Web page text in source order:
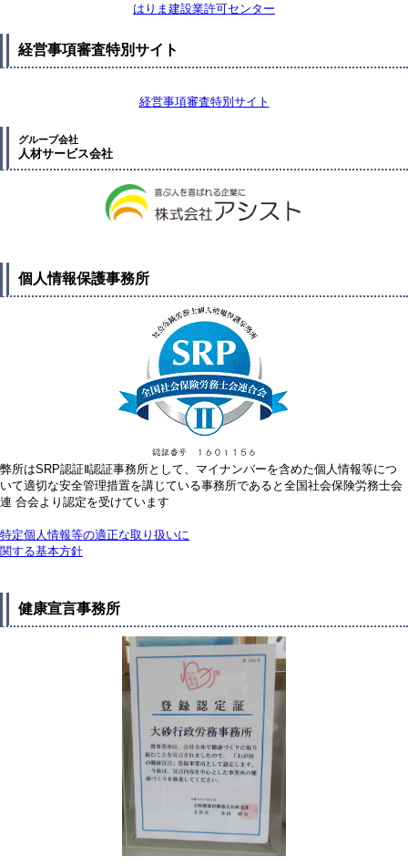
はりま建設業許可センター
経営事項審査特別サイト
経営事項審査特別サイト
グループ会社
人材サービス会社
個人情報保護事務所
弊所はSRP認証Ⅱ認証事務所として、マイナンバーを含めた個人情報等につ
いて適切な安全管理措置を講じている事務所であると全国社会保険労務士会
連 合会より認定を受けています
特定個人情報等の適正な取り扱いに
関する基本方針
健康宣言事務所